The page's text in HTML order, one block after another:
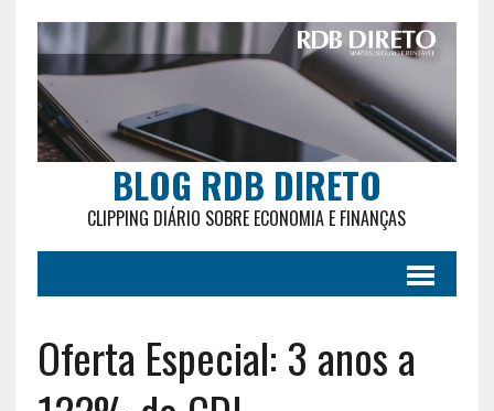
BLOG RDB DIRETO
CLIPPING DIÁRIO SOBRE ECONOMIA E FINANÇAS
Oferta Especial: 3 anos a